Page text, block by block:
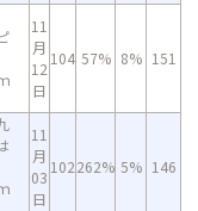
11
月
12
日
104 57% 8% 151
11
月
03
日
102262% 5% 146